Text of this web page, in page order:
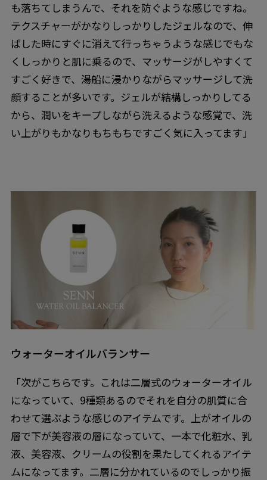
も落ちてしまうんで、それを防ぐような感じですね。
テクスチャーがかなりしっかりしたジェルなので、伸
ばした時にすぐに消えて行っちゃうような感じでもな
くしっかりと肌に乗るので、マッサージがしやすくて
すごく好きで、湯船に浸かりながらマッサージして洗
顔することが多いです。ジェルが結構しっかりしてる
から、潤いをキープしながら洗えるような感覚で、洗
い上がりもかなりもちもちですごく気に入ってます」
ウォーターオイルバランサー
「次がこちらです。これは二層式のウォーターオイル
になっていて、9種類あるのでそれを自分の肌質に合
わせて選ぶような感じのアイテムです。上がオイルの
層で下が美容液の層になっていて、一本で化粧水、乳
液、美容液、クリームの役割を果たしてくれるアイテ
ムになってます。二層に分かれているのでしっかり振